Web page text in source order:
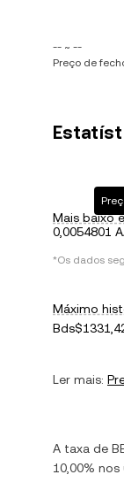
-- ~ --
Preço de
Mais baixo
0,0054801
*Os dados
Máximo
Ler mais:
A taxa de
10,00% nos